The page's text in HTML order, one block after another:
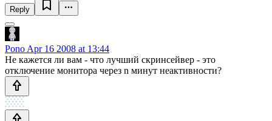
Reply
Pono Apr 16 2008 at 13:44
Не кажется ли вам - что лучший скринсейвер - это
отключение монитора через n минут неактивности?